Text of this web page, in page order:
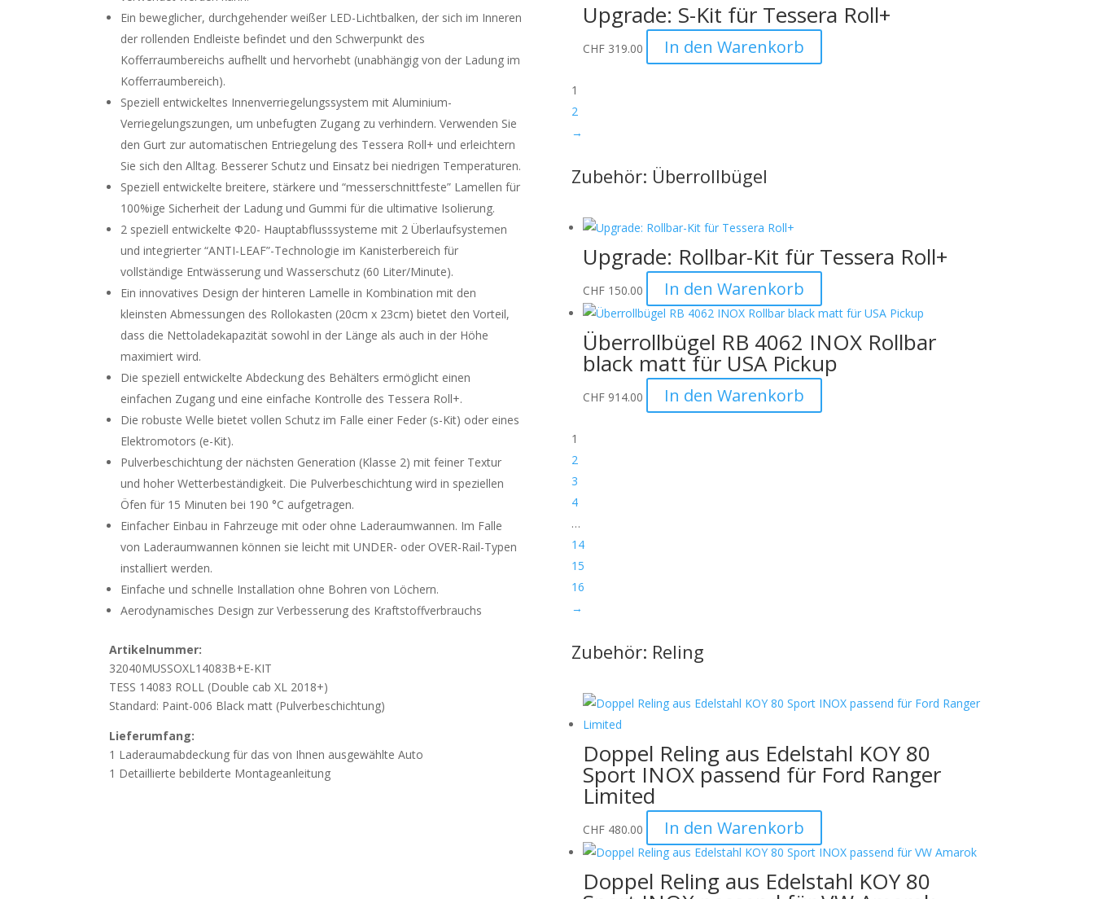
Ein beweglicher, durchgehender weißer LED-Lichtbalken, der sich im Inneren
der rollenden Endleiste befindet und den Schwerpunkt des
Kofferraumbereichs aufhellt und hervorhebt (unabhängig von der Ladung im
Kofferraumbereich).
Speziell entwickeltes Innenverriegelungssystem mit Aluminium-
Verriegelungszungen, um unbefugten Zugang zu verhindern. Verwenden Sie
den Gurt zur automatischen Entriegelung des Tessera Roll+ und erleichtern
Sie sich den Alltag. Besserer Schutz und Einsatz bei niedrigen Temperaturen.
Speziell entwickelte breitere, stärkere und “messerschnittfeste” Lamellen für
100%ige Sicherheit der Ladung und Gummi für die ultimative Isolierung.
2 speziell entwickelte Φ20- Hauptabflusssysteme mit 2 Überlaufsystemen
und integrierter “ANTI-LEAF”-Technologie im Kanisterbereich für
vollständige Entwässerung und Wasserschutz (60 Liter/Minute).
Ein innovatives Design der hinteren Lamelle in Kombination mit den
kleinsten Abmessungen des Rollokasten (20cm x 23cm) bietet den Vorteil,
dass die Nettoladekapazität sowohl in der Länge als auch in der Höhe
maximiert wird.
Die speziell entwickelte Abdeckung des Behälters ermöglicht einen
einfachen Zugang und eine einfache Kontrolle des Tessera Roll+.
Die robuste Welle bietet vollen Schutz im Falle einer Feder (s-Kit) oder eines
Elektromotors (e-Kit).
Pulverbeschichtung der nächsten Generation (Klasse 2) mit feiner Textur
und hoher Wetterbeständigkeit. Die Pulverbeschichtung wird in speziellen
Öfen für 15 Minuten bei 190 °C aufgetragen.
Einfacher Einbau in Fahrzeuge mit oder ohne Laderaumwannen. Im Falle
von Laderaumwannen können sie leicht mit UNDER- oder OVER-Rail-Typen
installiert werden.
Einfache und schnelle Installation ohne Bohren von Löchern.
Aerodynamisches Design zur Verbesserung des Kraftstoffverbrauchs
Artikelnummer:
32040MUSSOXL14083B+E-KIT
TESS 14083 ROLL (Double cab XL 2018+)
Standard: Paint-006 Black matt (Pulverbeschichtung)
Lieferumfang:
1 Laderaumabdeckung für das von Ihnen ausgewählte Auto
1 Detaillierte bebilderte Montageanleitung
Upgrade: S-Kit für Tessera Roll+
CHF319.00 In den Warenkorb
1
2
→
Zubehör: Überrollbügel
Upgrade: Rollbar-Kit für Tessera Roll+
CHF150.00 In den Warenkorb
Überrollbügel RB 4062 INOX Rollbar
black matt für USA Pickup
CHF914.00 In den Warenkorb
1
2
3
4
…
14
15
16
→
Zubehör: Reling
Doppel Reling aus Edelstahl KOY 80
Sport INOX passend für Ford Ranger
Limited
CHF480.00 In den Warenkorb
Doppel Reling aus Edelstahl KOY 80